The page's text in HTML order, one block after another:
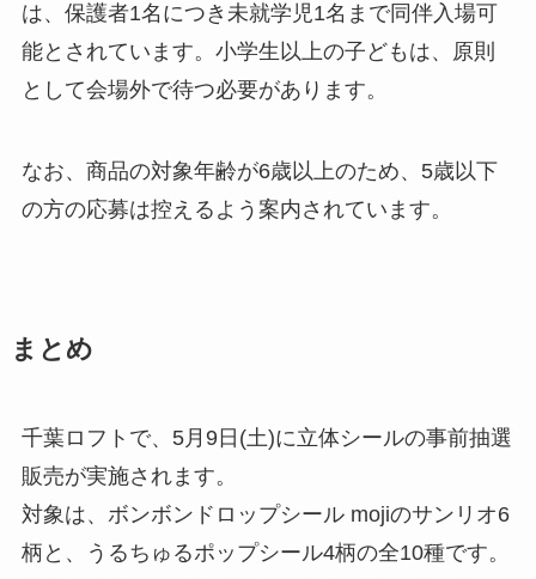
は、保護者1名につき未就学児1名まで同伴入場可
能とされています。小学生以上の子どもは、原則
として会場外で待つ必要があります。
なお、商品の対象年齢が6歳以上のため、5歳以下
の方の応募は控えるよう案内されています。
まとめ
千葉ロフトで、5月9日(土)に立体シールの事前抽選
販売が実施されます。
対象は、ボンボンドロップシール mojiのサンリオ6
柄と、うるちゅるポップシール4柄の全10種です。